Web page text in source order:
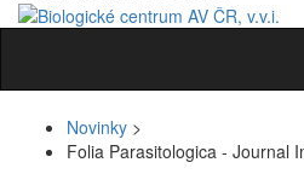
Novinky >
Folia Parasitologica - Journal